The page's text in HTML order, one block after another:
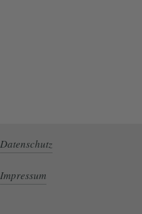
Datenschutz
Impressum